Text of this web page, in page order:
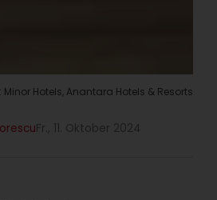
Minor Hotels, Anantara Hotels & Resorts
Fr., 11. Oktober 2024